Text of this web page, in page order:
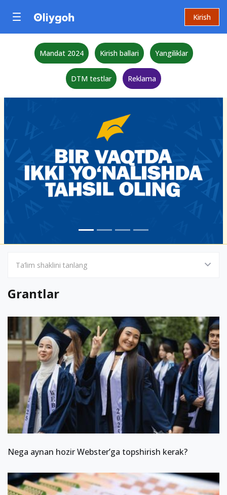
Kirish
Mandat 2024 Kirish ballari Yangiliklar
DTM testlar Reklama
Ta’lim shaklini tanlang
Grantlar
Nega aynan hozir Webster’ga topshirish kerak?